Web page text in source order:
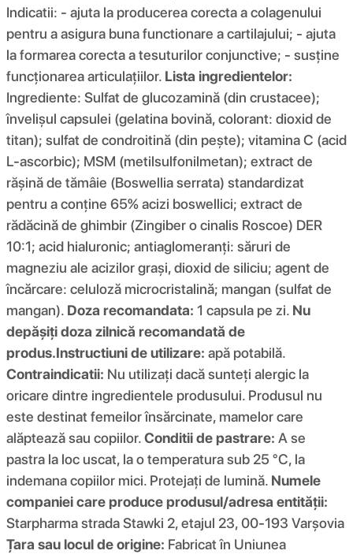
Indicatii: - ajuta la producerea corecta a colagenului
pentru a asigura buna functionare a cartilajului; - ajuta
la formarea corecta a tesuturilor conjunctive; - susține
funcționarea articulațiilor. Lista ingredientelor:
Ingrediente: Sulfat de glucozamină (din crustacee);
învelișul capsulei (gelatina bovină, colorant: dioxid de
titan); sulfat de condroitină (din pește); vitamina C (acid
L-ascorbic); MSM (metilsulfonilmetan); extract de
rășină de tămâie (Boswellia serrata) standardizat
pentru a conține 65% acizi boswellici; extract de
rădăcină de ghimbir (Zingiber o cinalis Roscoe) DER
10:1; acid hialuronic; antiaglomeranți: săruri de
magneziu ale acizilor grași, dioxid de siliciu; agent de
încărcare: celuloză microcristalină; mangan (sulfat de
mangan). Doza recomandata: 1 capsula pe zi. Nu
depășiți doza zilnică recomandată de
produs.Instructiuni de utilizare: apă potabilă.
Contraindicatii: Nu utilizați dacă sunteți alergic la
oricare dintre ingredientele produsului. Produsul nu
este destinat femeilor însărcinate, mamelor care
alăptează sau copiilor.Conditii de pastrare: A se
pastra la loc uscat, la o temperatura sub 25 °C, la
indemana copiilor mici. Protejați de lumină. Numele
companiei care produce produsul/adresa entității:
Starpharma strada Stawki 2, etajul 23, 00-193 Varșovia
Țara sau locul de origine: Fabricat în Uniunea